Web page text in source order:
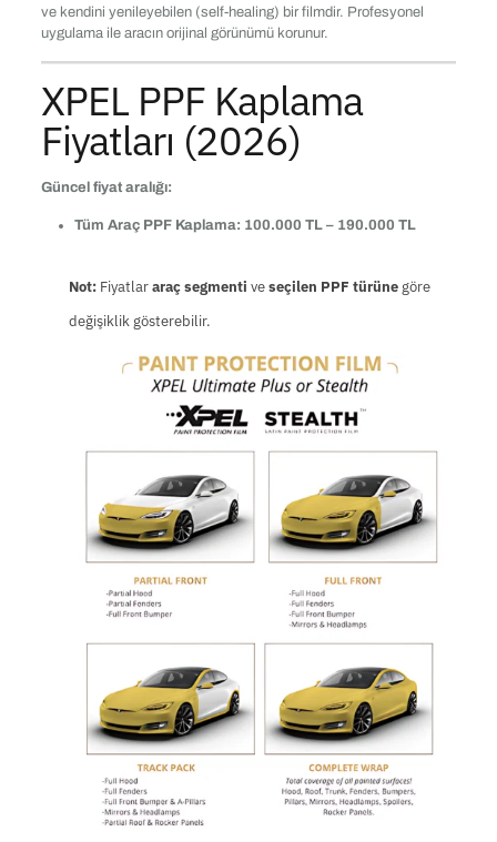
ve kendini yenileyebilen (self-healing) bir filmdir. Profesyonel
uygulama ile aracın orijinal görünümü korunur.
XPEL PPF Kaplama
Fiyatları (2026)
Güncel fiyat aralığı:
Tüm Araç PPF Kaplama: 100.000 TL – 190.000 TL
Not:Fiyatlararaç segmenti veseçilen PPF türünegöre
değişiklik gösterebilir.